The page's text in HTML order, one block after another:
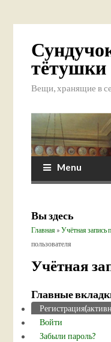
тётушки
Вещи, хранящие в
Menu
Вы здесь
Главная »Учётная запись
пользователя
Учётная
Главные
Регистрация
Войти
Забыли пароль?